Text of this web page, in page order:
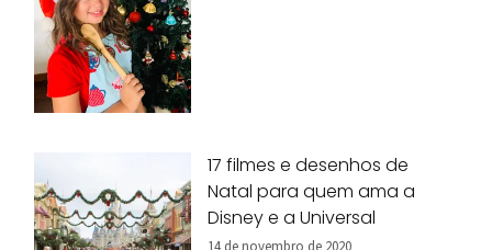
17 filmes e desenhos de
Natal para quem ama a
Disney e a Universal
14 de novembro de 2020